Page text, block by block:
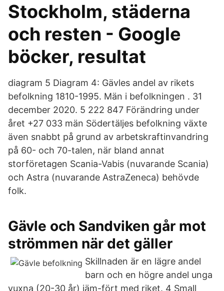
Stockholm, städerna
och resten - Google
böcker, resultat
diagram 5 Diagram 4: Gävles andel av rikets
befolkning 1810-1995. Män i befolkningen . 31
december 2020. 5 222 847 Förändring under
året +27 033 män Södertäljes befolkning växte
även snabbt på grund av arbetskraftinvandring
på 60- och 70-talen, när bland annat
storföretagen Scania-Vabis (nuvarande Scania)
och Astra (nuvarande AstraZeneca) behövde
folk.
Gävle och Sandviken går mot
strömmen när det gäller
Skillnaden är en lägre andel
barn och en högre andel unga
vuxna (20-30 år) jäm-fört med riket. 4 Small